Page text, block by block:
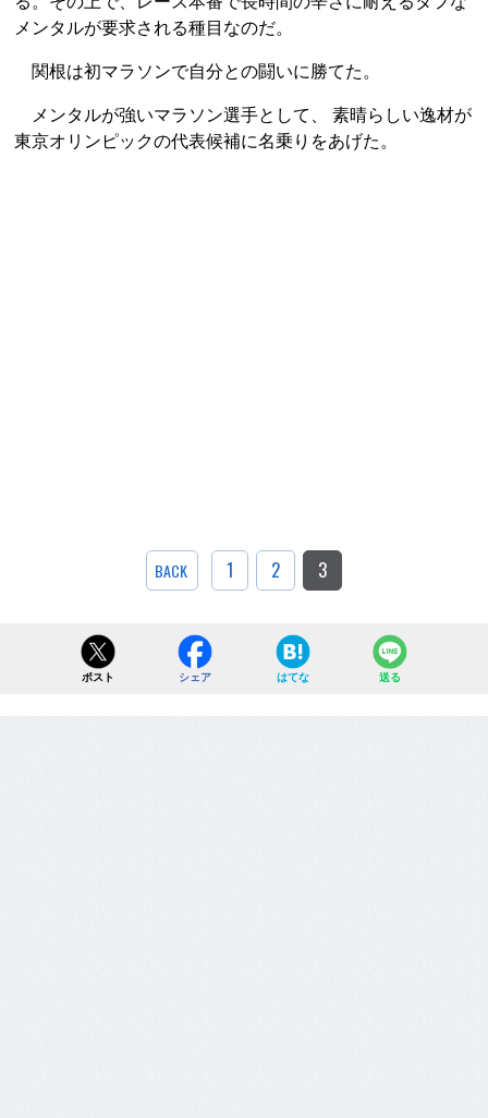
メンタルが要求される種目なのだ。
関根は初マラソンで自分との闘いに勝てた。
メンタルが強いマラソン選手として、 素晴らしい逸材が
東京オリンピックの代表候補に名乗りをあげた。
BACK 1 2 3
ポスト シェア はてな 送る